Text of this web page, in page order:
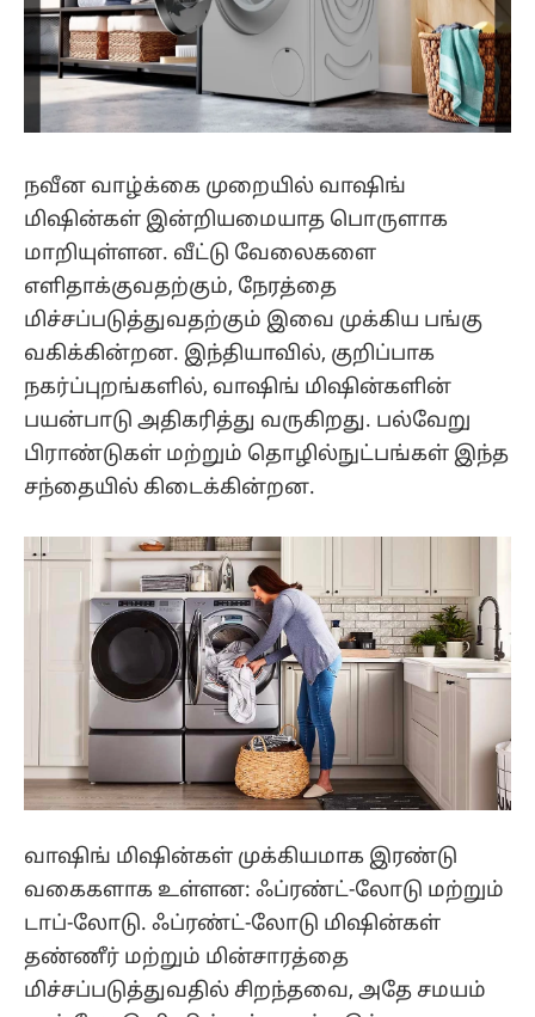
நவீன வாழ்க்கை முறையில் வாஷிங்
மிஷின்கள் இன்றியமையாத பொருளாக
மாறியுள்ளன. வீட்டு வேலைகளை
எளிதாக்குவதற்கும், நேரத்தை
மிச்சப்படுத்துவதற்கும் இவை முக்கிய பங்கு
வகிக்கின்றன. இந்தியாவில், குறிப்பாக
நகர்ப்புறங்களில், வாஷிங் மிஷின்களின்
பயன்பாடு அதிகரித்து வருகிறது. பல்வேறு
பிராண்டுகள் மற்றும் தொழில்நுட்பங்கள் இந்த
சந்தையில் கிடைக்கின்றன.
வாஷிங் மிஷின்கள் முக்கியமாக இரண்டு
வகைகளாக உள்ளன: ஃப்ரண்ட்-லோடு மற்றும்
டாப்-லோடு. ஃப்ரண்ட்-லோடு மிஷின்கள்
தண்ணீர் மற்றும் மின்சாரத்தை
மிச்சப்படுத்துவதில் சிறந்தவை, அதே சமயம்